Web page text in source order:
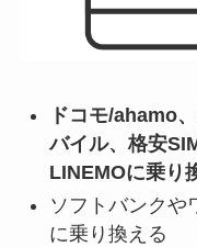
ドコモ/ahamo
バイル、格安
LINEMOに乗り
ソフトバンクや
に乗り換える